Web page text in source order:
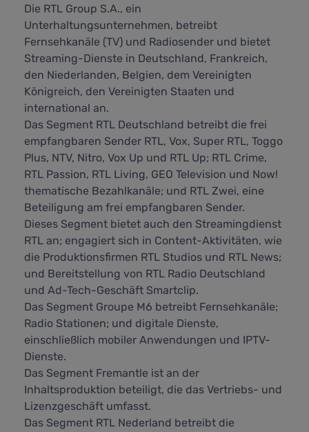
Die RTL Group S.A., ein
Unterhaltungsunternehmen, betreibt
Fernsehkanäle (TV) und Radiosender und bietet
Streaming-Dienste in Deutschland, Frankreich,
den Niederlanden, Belgien, dem Vereinigten
Königreich, den Vereinigten Staaten und
international an.
Das Segment RTL Deutschland betreibt die frei
empfangbaren Sender RTL, Vox, Super RTL, Toggo
Plus, NTV, Nitro, Vox Up und RTL Up; RTL Crime,
RTL Passion, RTL Living, GEO Television und Now!
thematische Bezahlkanäle; und RTL Zwei, eine
Beteiligung am frei empfangbaren Sender.
Dieses Segment bietet auch den Streamingdienst
RTL an; engagiert sich in Content-Aktivitäten, wie
die Produktionsfirmen RTL Studios und RTL News;
und Bereitstellung von RTL Radio Deutschland
und Ad-Tech-Geschäft Smartclip.
Das Segment Groupe M6 betreibt Fernsehkanäle;
Radio Stationen; und digitale Dienste,
einschließlich mobiler Anwendungen und IPTV-
Dienste.
Das Segment Fremantle ist an der
Inhaltsproduktion beteiligt, die das Vertriebs- und
Lizenzgeschäft umfasst.
Das Segment RTL Nederland betreibt die